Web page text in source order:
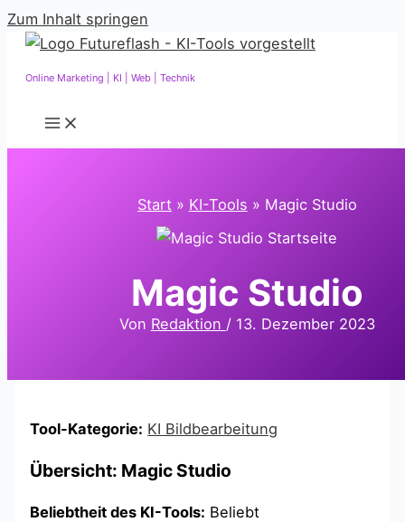
Zum Inhalt springen
Online Marketing | KI | Web | Technik
Start KI-Tools Magic Studio
Magic Studio
Von Redaktion / 13. Dezember 2023
Tool-Kategorie: KI Bildbearbeitung
Übersicht: Magic Studio
Beliebtheit des KI-Tools: Beliebt